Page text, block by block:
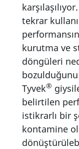
tekrar
kurutma ve
döngüleri
Tyvek®
belirtilen
istikrarlı bir
kontamine